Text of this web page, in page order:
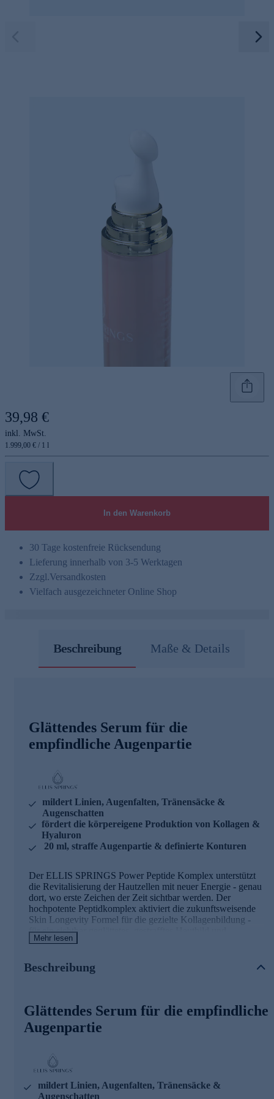
39,98 €
inkl. MwSt.
1.999,00 € / 1 l
In den Warenkorb
30 Tage kostenfreie Rücksendung
Lieferung innerhalb von 3-5 Werktagen
Zzgl.Versandkosten
Vielfach ausgezeichneter Online Shop
Beschreibung Maße & Details
Glättendes Serum für die
empfindliche Augenpartie
mildert Linien, Augenfalten, Tränensäcke &
Augenschatten
fördert die körpereigene Produktion von Kollagen &
Hyaluron
20 ml, straffe Augenpartie & definierte Konturen
Der ELLIS SPRINGS Power Peptide Komplex unterstützt
die Revitalisierung der Hautzellen mit neuer Energie - genau
dort, wo erste Zeichen der Zeit sichtbar werden. Der
hochpotente Peptidkomplex aktiviert die zukunftsweisende
Skin Longevity Formel für die gezielte Kollagenbildung -
für ein sichtbar geglättetes, gestrafftes Hautbild und
jugendliche Spannkraft.
Longevity-Fomulierung für einen wachen,
Das nährende, glättende Serum für die empfindliche
Augenpartie reduziert sichtbar Fältchen, Tränensäcke und
Augenschatten. Ein hochwirksamer Phyto-Aktivstoff aus
Jasmin und Weißdorn lässt das Oberlid optisch straffer
Longevity-Fomulierung fördert die Zellerneuerung und
festigt die Augenpartie sichtbar. Für einen wachen,
geglätteten und strahlenden Blick - jeden Tag.
Mehr lesen
Beschreibung
Glättendes Serum für die empfindliche
Augenpartie
mildert Linien, Augenfalten, Tränensäcke &
Augenschatten